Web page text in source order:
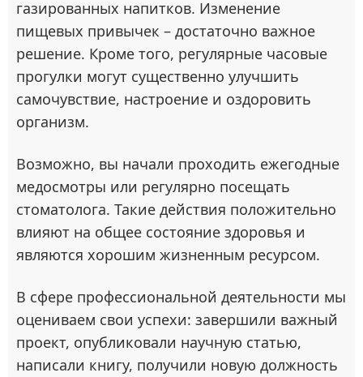
газированных напитков. Изменение
пищевых привычек – достаточно важное
решение. Кроме того, регулярные часовые
прогулки могут существенно улучшить
самочувствие, настроение и оздоровить
организм.
Возможно, вы начали проходить ежегодные
медосмотры или регулярно посещать
стоматолога. Такие действия положительно
влияют на общее состояние здоровья и
являются хорошим жизненным ресурсом.
В сфере профессиональной деятельности мы
оцениваем свои успехи: завершили важный
проект, опубликовали научную статью,
написали книгу, получили новую должность